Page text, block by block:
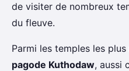
de visiter de nombreux
du fleuve.
Parmi les temples les
pagode Kuthodaw, aussi